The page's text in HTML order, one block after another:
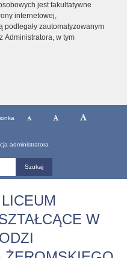
jest fakultatywne
internetowej,
podlegały zautomatyzowanym
Administratora, w tym
administratora
W